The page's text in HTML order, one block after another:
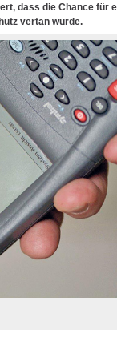
dass die Chance für
vertan wurde.